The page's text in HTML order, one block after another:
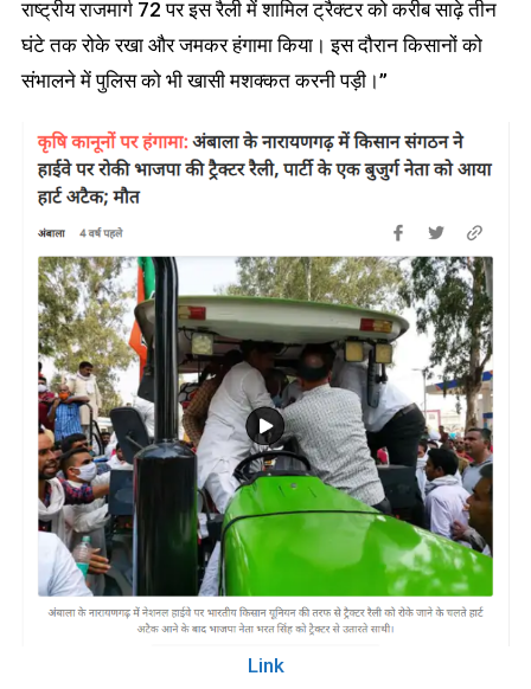
राष्ट्रीय राजमार्ग 72 पर इस रैली में शामिल ट्रैक्टर को करीब साढ़े तीन
घंटे तक रोके रखा और जमकर हंगामा किया। इस दौरान किसानों को
संभालने में पुलिस को भी खासी मशक्कत करनी पड़ी।”
Link